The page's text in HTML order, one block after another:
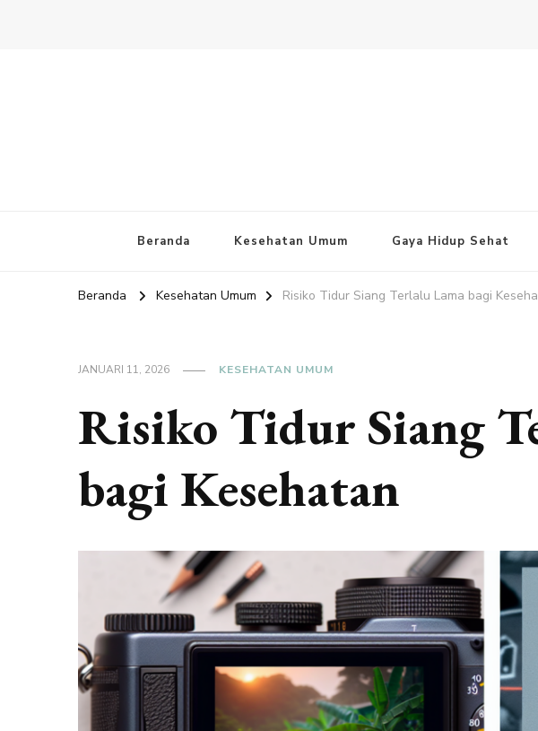
Beranda Kesehatan Umum Gaya Hidup Sehat
Beranda Kesehatan Umum Risiko Tidur Siang Terlalu Lama bagi
JANUARI 11, 2026 KESEHATAN UMUM
Risiko Tidur Siang
bagi Kesehatan